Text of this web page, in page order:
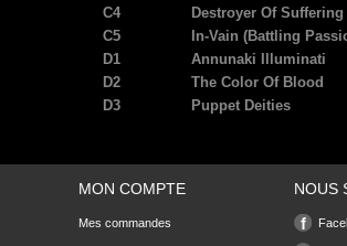
C4
Destroyer Of Suffering
C5
In-Vain (Battling
D1
Annunaki Illuminati
D2
The Color Of Blood
D3
Puppet Deities
MON COMPTE
Mes commandes
NOUS